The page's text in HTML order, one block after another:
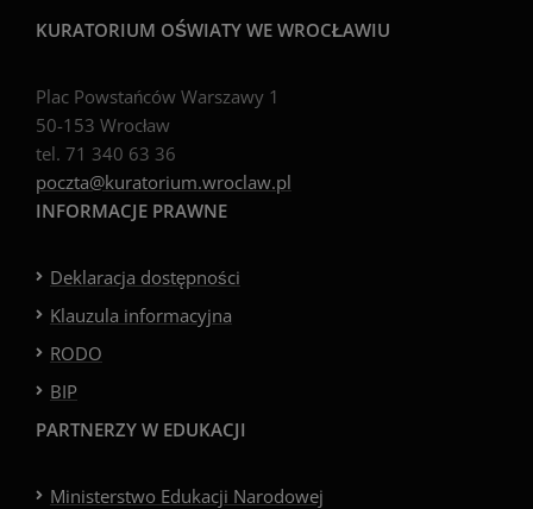
KURATORIUM OŚWIATY WE WROCŁAWIU
Plac Powstańców Warszawy 1
50-153 Wrocław
tel. 71 340 63 36
poczta@kuratorium.wroclaw.pl
INFORMACJE PRAWNE
Deklaracja dostępności
Klauzula informacyjna
RODO
BIP
PARTNERZY W EDUKACJI
Ministerstwo Edukacji Narodowej